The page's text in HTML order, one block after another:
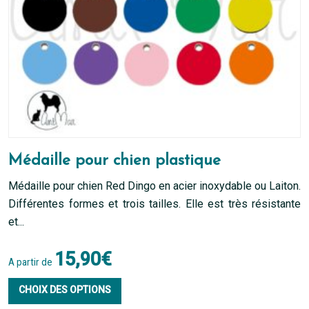
la
page
du
produit
Médaille pour chien plastique
Médaille pour chien Red Dingo en acier inoxydable ou Laiton.
Différentes formes et trois tailles. Elle est très résistante
et...
A partir de 15,90€
CHOIX DES OPTIONS